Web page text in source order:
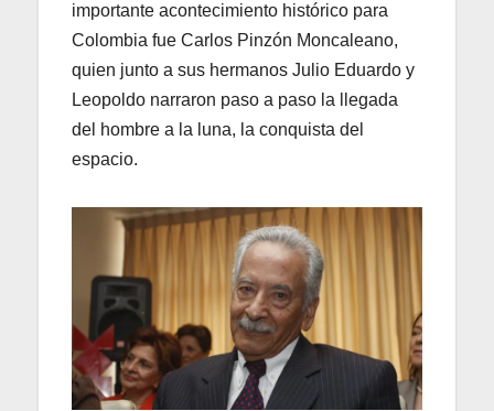
importante acontecimiento histórico para
Colombia fue Carlos Pinzón Moncaleano,
quien junto a sus hermanos Julio Eduardo y
Leopoldo narraron paso a paso la llegada
del hombre a la luna, la conquista del
espacio.